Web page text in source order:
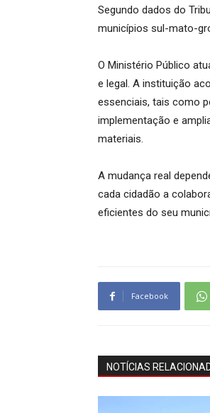
Segundo dados do
municípios sul-mato-
O Ministério Público
e legal. A instituição
essenciais, tais como
implementação e
materiais.
A mudança real
cada cidadão a
eficientes do seu
Facebook
NOTÍCIAS